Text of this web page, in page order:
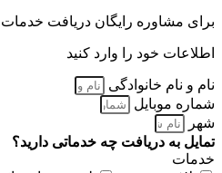
برای مشاوره رایگان دریافت خدمات
اطلاعات خود را وارد کنید
نام و نام خانوادگی
شماره موبایل
شهر
تمایل به دریافت چه خدماتی دارید؟
خدمات